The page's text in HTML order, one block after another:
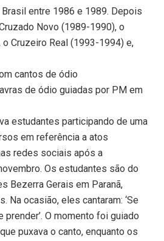
entre 1986 e 1989. Depois
Novo (1989-1990), o
Cruzeiro Real (1993-1994) e,
cantos de ódio
de ódio guiadas por PM em
estudantes participando de uma
em referência a atos
redes sociais após a
Os estudantes são do
Bezerra Gerais em Paranã,
Na ocasião, eles cantaram: ‘Se
prender’. O momento foi guiado
puxava o canto, enquanto os